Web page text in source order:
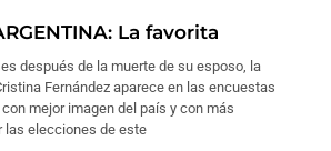
La favorita
después de la muerte de su esposo, la
Fernández aparece en las encuestas
mejor imagen del país y con más
las elecciones de este